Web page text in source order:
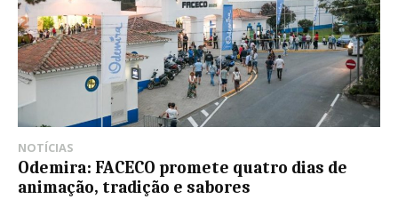
NOTÍCIAS
Odemira: FACECO promete quatro dias de
animação, tradição e sabores